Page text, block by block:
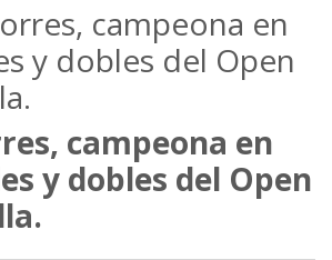
campeona en
y dobles del Open
campeona en
y dobles del Open